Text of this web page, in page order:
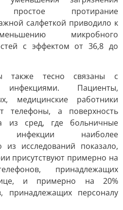
протирание
салфеткой приводило к
микробного
с эффектом от 36,8 до
также тесно связаны с
инфекциями. Пациенты,
медицинские работники
телефоны, а поверхность
из сред, где больничные
инфекции наиболее
из исследований показало,
присутствуют примерно на
принадлежащих
и примерно на 20%
принадлежащих персоналу